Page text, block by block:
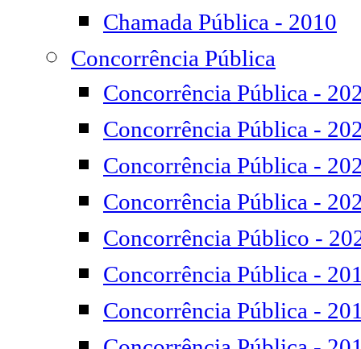
Chamada Pública - 2010
Concorrência Pública
Concorrência Pública -
Concorrência Pública -
Concorrência Pública -
Concorrência Pública -
Concorrência Público -
Concorrência Pública -
Concorrência Pública -